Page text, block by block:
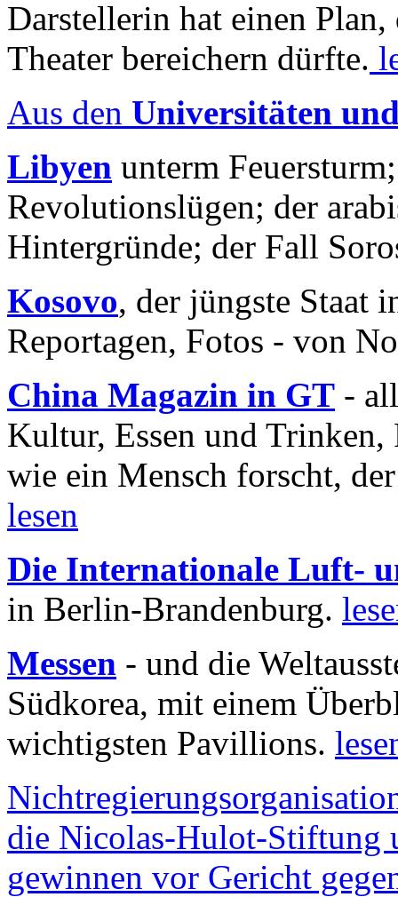
Darstellerin hat einen Plan,
Theater bereichern dürfte.
Aus den Universitäten
Libyen unterm
Revolutionslügen; der
Hintergründe; der Fall
Kosovo, der jüngste Staat
Reportagen, Fotos - von
China Magazin in GT -
Kultur, Essen und
wie ein Mensch forscht,
lesen
Die Internationale Luft-
in Berlin-Brandenburg.
Messen - und die
Südkorea, mit einem
wichtigsten Pavillions.
die Nicolas-Hulot-Stiftung
gewinnen vor Gericht